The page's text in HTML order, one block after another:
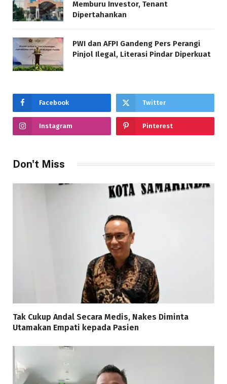
Memburu Investor, Tenant
Dipertahankan
PWI dan AFPI Gandeng Pers Perangi
Pinjol Ilegal, Literasi Pindar Diperkuat
Facebook Twitter
Instagram Pinterest
Don't Miss
Tak Cukup Andal Secara Medis, Nakes Diminta
Utamakan Empati kepada Pasien